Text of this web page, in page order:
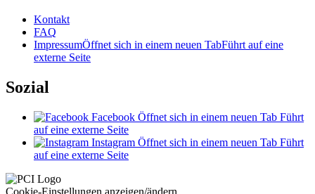
Kontakt
FAQ
ImpressumÖffnet sich in einem neuen TabFührt auf eine
externe Seite
Sozial
Facebook Öffnet sich in einem neuen Tab Führt
auf eine externe Seite
Instagram Öffnet sich in einem neuen Tab Führt
auf eine externe Seite
Cookie-Einstellungen anzeigen/ändern